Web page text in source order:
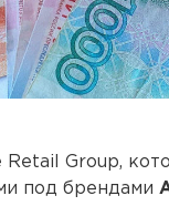
Group,
под брендами